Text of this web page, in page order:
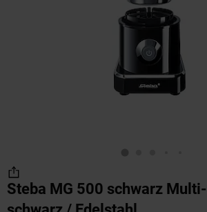
Steba MG 500 schwarz